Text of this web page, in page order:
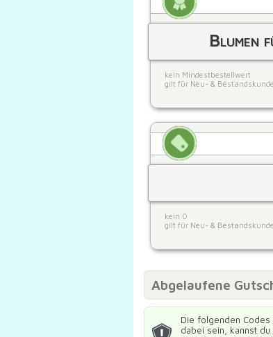
Blumen
kein Mindestbestellwert
gilt für Neu- &
kein 0
gilt für Neu- &
Abgelaufene
Die folgenden
dabei sein, kannst